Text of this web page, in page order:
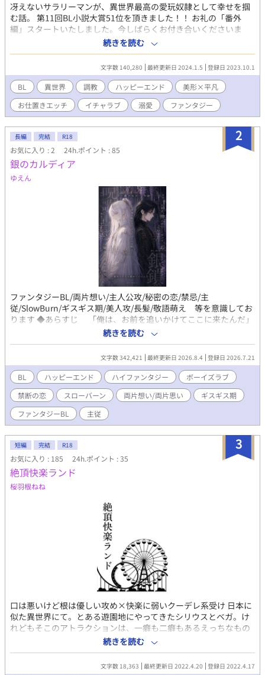
冴えないサラリーマンが、異世界最高の愛玩奴隷として幸せを掴
む話。 第11回BL小説大賞51位を頂きました！！ お礼の「番外
編」スタートいたしました。今しばらくお付き合いくださいま
せ。（本編シナリオは完結済みです） 上司に無視され、後輩たち
にいじめられながら、毎日終電までのブラック労働に明け暮れる
気弱な会社員・真治32歳。とある寒い夜、思い余ってプラットホ
ームから回送電車に飛び込んだ真治は、大昔に人間界から切り離
された堕落と退廃の街、ソドムへと転送されてしまう。 魔族が支
配し、全ての人間は魔族に管理される奴隷であるというソドムの
街で偶然にも真治を拾ったのは、絶世の美貌を持つ淫魔の青年・
ザラキアだった。 異世界からの貴重な迷い人（ワンダラー）であ
る真治は、最高位性奴隷調教師のザラキアに淫乱の素質を見出さ
れ、ソドム最高の『最高級愛玩奴隷・シンジ』になるため、調教
されることになる。 7日間で性感帯の全てを開発され、立派な性
奴隷（セクシズ）として生まれ変わることになった冴えないサラ
リーマンは、果たしてこの退廃した異世界で、最高の地位と愛と
幸福を掴めるのか…？ 美貌攻め×平凡受け。調教・異種姦・前立
腺責め・尿道責め・ドライオーガズム多イキ等で最後は溺愛イチ
ャラブ含むハピエン。（ラストにほんの軽度の流血描写あり。）
【キャラ設定】 ●シンジ 165/56/32 人間。お人好しで出世コー
スから外れ、童顔と気弱な性格から、後輩からも「新人さん」と
陰口を叩かれている。押し付けられた仕事を断れないせいで社畜
労働に明け暮れ、思い余って回送電車に身を投げたところソドム
に異世界転移した。彼女ナシ童貞。 ●ザラキア 195/80/外見年
齢25才程度 淫魔。褐色肌で、横に突き出た15センチ位の長い耳
と、山羊のようゆるくにカーブした象牙色の角を持ち、藍色の眼
に藍色の長髪を後ろで一つに縛っている。絶世の美貌の持ち主。
ソドムの街で一番の奴隷調教師。飴と鞭を使い分ける、陽気な性
格。
続きを読む
文字数 140,280 最終更新日 2024.1.5 登録日 2023.10.1
BL 異世界 調教 ハッピーエンド
美形×平凡
お仕置きエッチ
イチャラブ 溺愛 ファンタジー
2
長編 完結 R18
お気に入り : 2 24h.ポイント : 85
銀のカルディア
ゆえん
ファンタジーBL/両片想い/主人公攻/秘密の恋/禁忌/主
従/SlowBurn/ギスギス期/美人攻/長髪/敬語萌え 等を意識してお
ります ◆あらすじ 「俺は、お前を追いかけてここに来たんだ」
黒が神色とされる国、エル・クーツ。 神託により皇王（ザバ
ド）に選ばれた青年カリスは、六年の学院生活を経て、ついに聖
都カルディアへ足を踏み入れる。 神の依代であるザバドとなっ
てから、もう誰にその名を呼ばれることもない。 家族も、自由
も、夢もない。 多くのものをあきらめてここへ来た。 でも
──ジウにだけはまた会いたい。 カリスの初恋の相手であるジ
ウは、この国で禁忌とされる銀髪をしていた。 聖都での再会は
叶ったものの、宮廷侍従長（ラブサリス）となっていたジウはカ
リスを冷たく突き放す。 ザバドに触れることができるのは側近
とすら禁じられているというのだ。
続きを読む
文字数 342,421 最終更新日 2026.8.4 登録日 2026.7.21
BL ハッピーエンド ハイファンタジー
ボーイズラブ
禁断の恋
スローバーン 両片想い/両片思い
ギスギス期
ファンタジーBL
主従
3
短編 完結 R18
お気に入り : 185 24h.ポイント : 35
絶頂快楽ランド
桜羽根ねね
口は悪いけど根は優しい攻め×快楽に弱いクーデレ系受け 日本に
似た異世界にて。とある遊園地にやってきたシリウスとベガ。け
れどもそこのアトラクションは、一癖も二癖もあるえっちなもの
ばかりだった──。 攻め：ベガ。黒髪短髪、紫の瞳。 受け：シリ
ウス。翠髪長髪、はしばみ色の瞳。 過去に書いた話を改変しまし
た。 表紙はフリー素材をお借りしています。
続きを読む
文字数 18,363 最終更新日 2022.4.20 登録日 2022.4.17